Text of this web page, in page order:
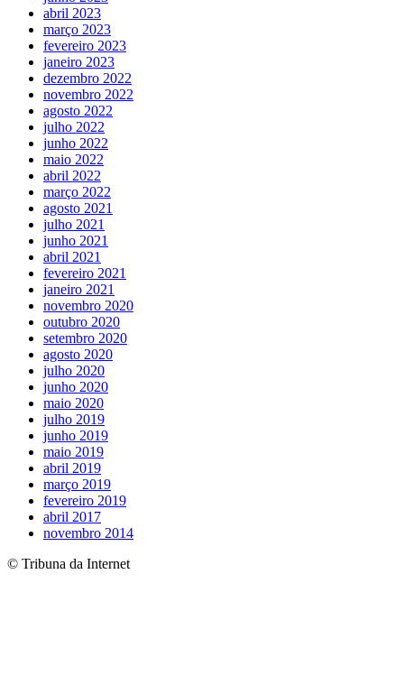
abril 2023
março 2023
fevereiro 2023
janeiro 2023
dezembro 2022
novembro 2022
agosto 2022
julho 2022
junho 2022
maio 2022
abril 2022
março 2022
agosto 2021
julho 2021
junho 2021
abril 2021
fevereiro 2021
janeiro 2021
novembro 2020
outubro 2020
setembro 2020
agosto 2020
julho 2020
junho 2020
maio 2020
julho 2019
junho 2019
maio 2019
abril 2019
março 2019
fevereiro 2019
abril 2017
novembro 2014
© Tribuna da Internet